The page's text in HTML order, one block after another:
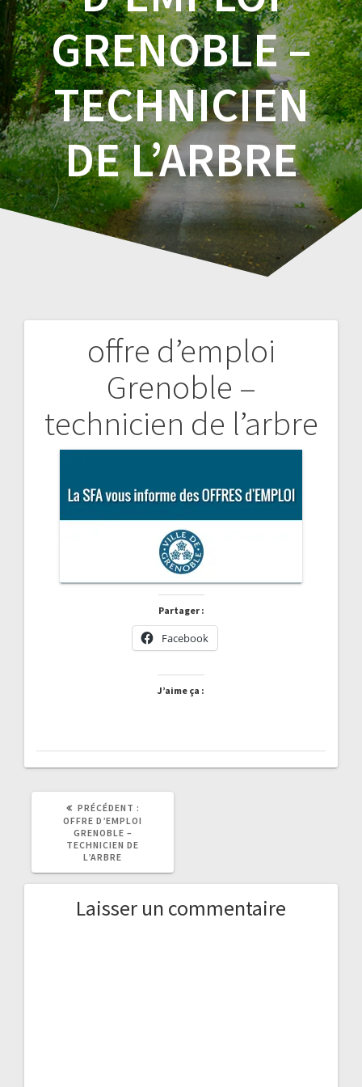
GRENOBLE –
TECHNICIEN
DE L’ARBRE
offre d’emploi
Grenoble –
technicien de l’arbre
Partager :
Facebook
J’aime ça :
Navigation
l’article
PRÉCÉDENT :
PRÉCÉDENT
OFFRE D’EMPLOI
GRENOBLE –
TECHNICIEN DE
L’ARBRE
Laisser un commentaire